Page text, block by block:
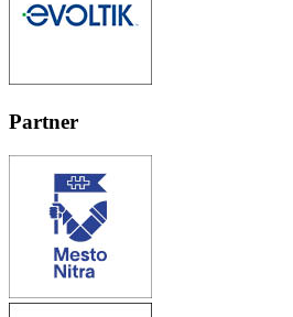
Partner